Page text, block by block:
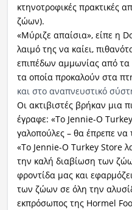
κτηνοτροφικές πρακτικές
ζώων).
«Μύριζε απαίσια», είπε η
λαιμό της να καίει,
επιπέδων αμμωνίας από
τα οποία προκαλούν στα
και στο αναπνευστικό
Οι ακτιβιστές βρήκαν μια
έγραφε: «Το Jennie-O
γαλοπούλες – θα έπρεπε να
«Το Jennie-O Turkey Store
την καλή διαβίωση των
φροντίδα μας και
των ζώων σε όλη την
εκπρόσωπος της Hormel